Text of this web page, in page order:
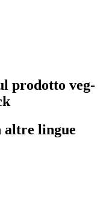
prodotto veg-
altre lingue